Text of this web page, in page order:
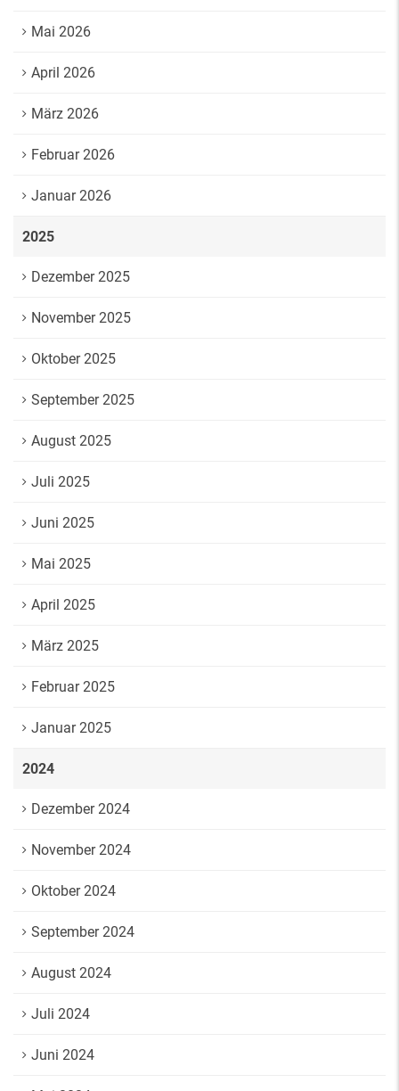
Mai 2026
April 2026
März 2026
Februar 2026
Januar 2026
2025
Dezember 2025
November 2025
Oktober 2025
September 2025
August 2025
Juli 2025
Juni 2025
Mai 2025
April 2025
März 2025
Februar 2025
Januar 2025
2024
Dezember 2024
November 2024
Oktober 2024
September 2024
August 2024
Juli 2024
Juni 2024